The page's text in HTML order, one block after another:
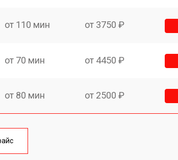
от 110 мин от 3750 ₽
от 70 мин от 4450 ₽
от 80 мин от 2500 ₽
от 60 мин